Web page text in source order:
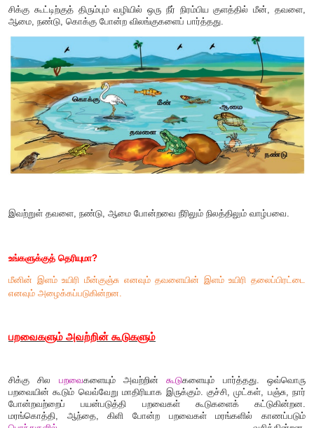
"ஓ....... அதுவா.......சிங்கத்தின் முழக்கம். சிங்கத்தின்
அழைப்பர். ஆண் சிங்கத்திற்குப் பிடரிமயிர் உண்டு".
"சிங்கமும் புலியும் கூட காட்டில் வாழ்கின்றன. அவற்றின்
சிங்கக்குருளை,புலிப்பறழ்என்பர்".
"புலியின்
வாழிடத்தையும் குகை என்பர். அதன்